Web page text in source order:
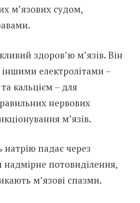
м’язових судом,
здоров’ю м’язів. Він
електролітами –
кальцієм – для
нервових
м’язів.
натрію падає через
потовиділення,
м’язові спазми.